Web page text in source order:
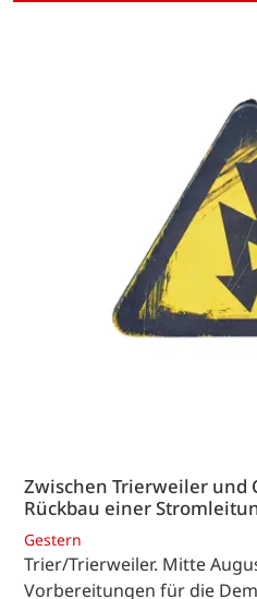
Zwischen Trierweiler und
Rückbau einer
Gestern
Trier/Trierweiler. Mitte
Vorbereitungen für die